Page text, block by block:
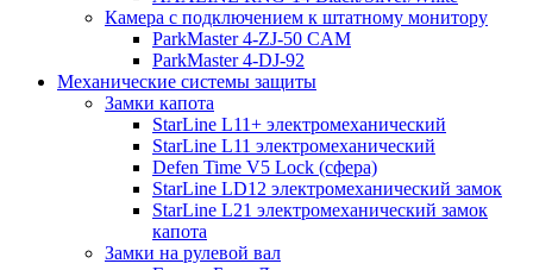
Камера с подключением к штатному монитору
ParkMaster 4-ZJ-50 CAM
ParkMaster 4-DJ-92
Механические системы защиты
Замки капота
StarLine L11+ электромеханический
StarLine L11 электромеханический
Defen Time V5 Lock (сфера)
StarLine LD12 электромеханический замок
StarLine L21 электромеханический замок
капота
Замки на рулевой вал